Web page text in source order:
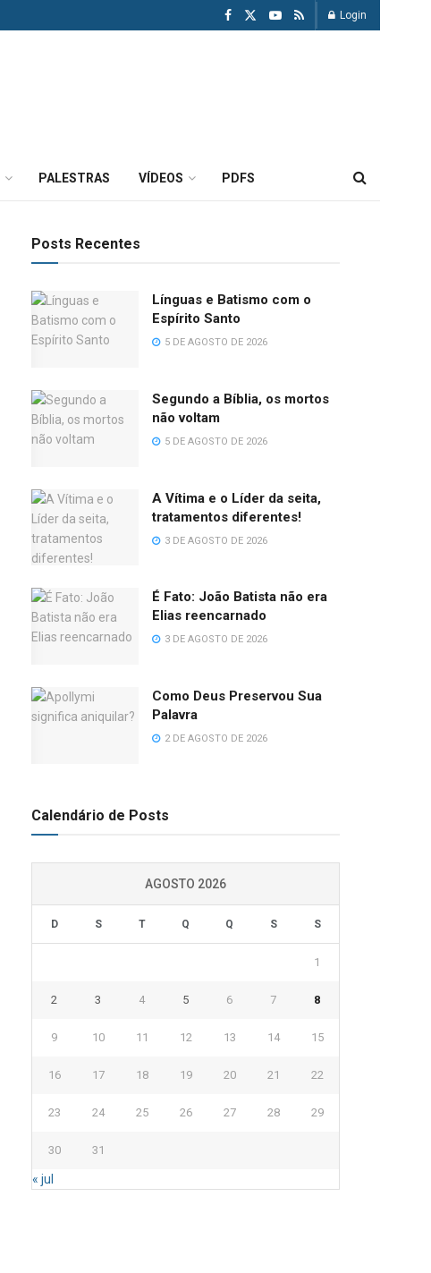
Login
PALESTRAS VÍDEOS PDFS
Posts Recentes
Línguas e Batismo com o
Espírito Santo
5 DE AGOSTO DE 2026
Segundo a Bíblia, os mortos
não voltam
5 DE AGOSTO DE 2026
A Vítima e o Líder da seita,
tratamentos diferentes!
3 DE AGOSTO DE 2026
É Fato: João Batista não era
Elias reencarnado
3 DE AGOSTO DE 2026
Como Deus Preservou Sua
Palavra
2 DE AGOSTO DE 2026
Calendário de Posts
AGOSTO 2026
D S T Q Q S S
1
2 3 4 5 6 7 8
9 10 11 12 13 14 15
16 17 18 19 20 21 22
23 24 25 26 27 28 29
30 31
« jul